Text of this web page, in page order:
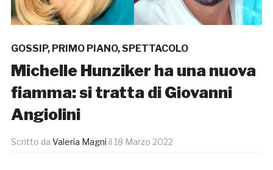
GOSSIP, PRIMO PIANO,SPETTACOLO
Michelle Hunziker ha una nuova
fiamma: si tratta di Giovanni
Angiolini
Scritto da Valeria Magni il 18 Marzo 2022